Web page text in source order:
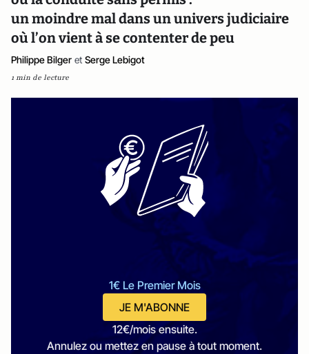
un moindre mal dans un univers judiciaire
où l’on vient à se contenter de peu
Philippe Bilger et Serge Lebigot
1 min de lecture
1€ Le Premier Mois
JE M'ABONNE
12€/mois ensuite.
Annulez ou mettez en pause à tout moment.